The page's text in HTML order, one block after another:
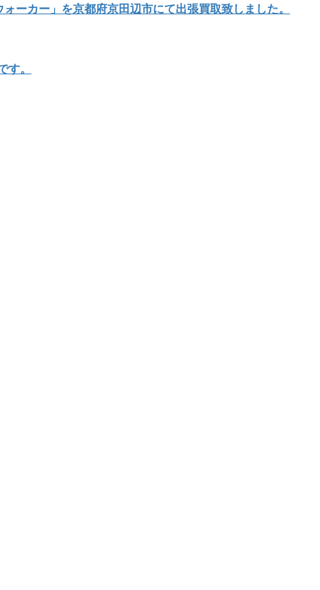
ーカー」を京都府京田辺市にて出張買取致しました。
す。